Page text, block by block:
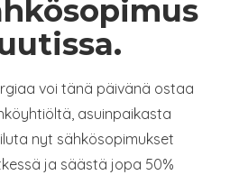
voi tänä päivänä ostaa
asuinpaikasta
nyt sähkösopimukset
ja säästä jopa 50%